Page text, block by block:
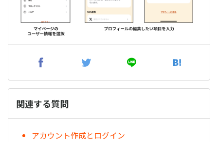
関連する質問
アカウント作成とログイン